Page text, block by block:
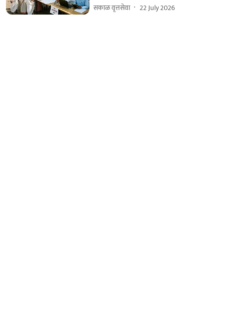
सकाळ वृत्तसेवा 22 July 2026